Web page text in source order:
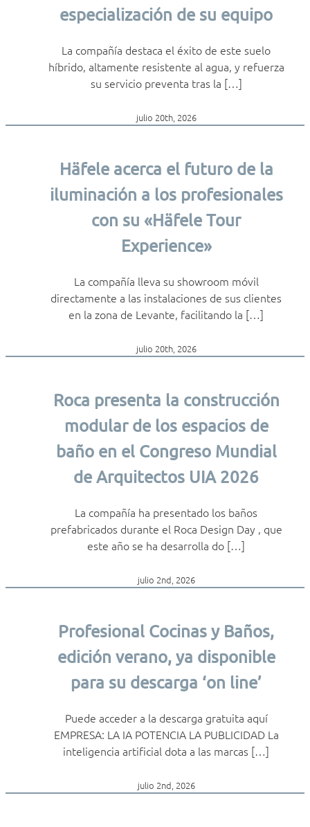
especialización de su equipo
La compañía destaca el éxito de este suelo
híbrido, altamente resistente al agua, y refuerza
su servicio preventa tras la […]
julio 20th, 2026
Häfele acerca el futuro de la
iluminación a los profesionales
con su «Häfele Tour
Experience»
La compañía lleva su showroom móvil
directamente a las instalaciones de sus clientes
en la zona de Levante, facilitando la […]
julio 20th, 2026
Roca presenta la construcción
modular de los espacios de
baño en el Congreso Mundial
de Arquitectos UIA 2026
La compañía ha presentado los baños
prefabricados durante el Roca Design Day , que
este año se ha desarrolla do […]
julio 2nd, 2026
Profesional Cocinas y Baños,
edición verano, ya disponible
para su descarga ‘on line’
Puede acceder a la descarga gratuita aquí
EMPRESA: LA IA POTENCIA LA PUBLICIDAD La
inteligencia artificial dota a las marcas […]
julio 2nd, 2026